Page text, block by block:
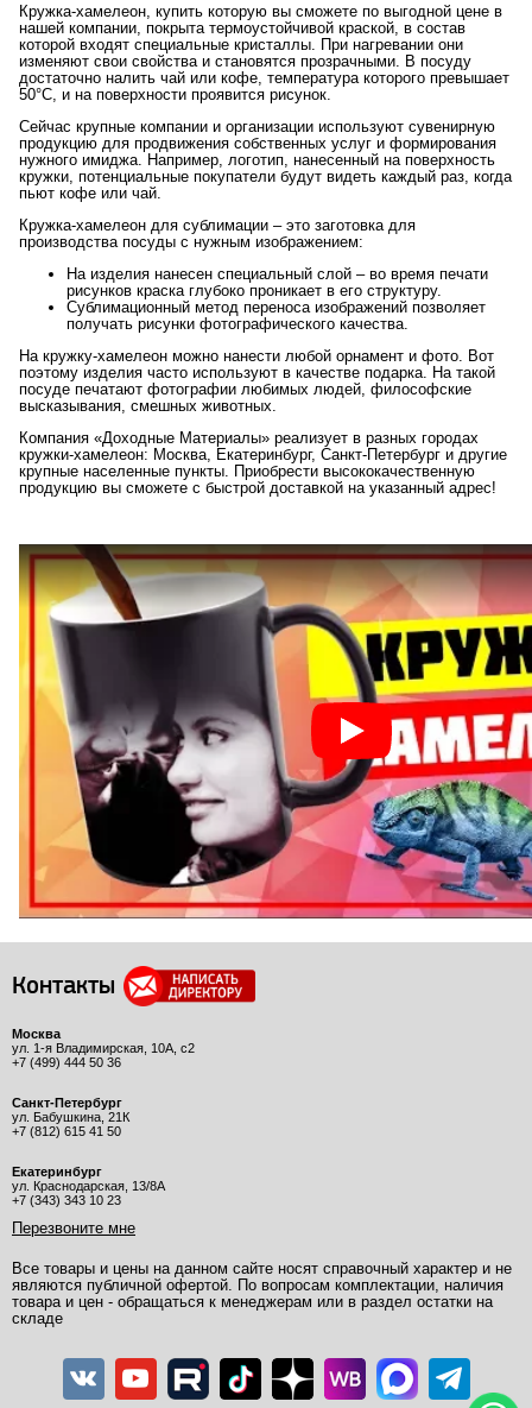
Кружка-хамелеон, купить которую вы сможете по выгодной цене в
нашей компании, покрыта термоустойчивой краской, в состав
которой входят специальные кристаллы. При нагревании они
изменяют свои свойства и становятся прозрачными. В посуду
достаточно налить чай или кофе, температура которого превышает
50°C, и на поверхности проявится рисунок.
Сейчас крупные компании и организации используют сувенирную
продукцию для продвижения собственных услуг и формирования
нужного имиджа. Например, логотип, нанесенный на поверхность
кружки, потенциальные покупатели будут видеть каждый раз, когда
пьют кофе или чай.
Кружка-хамелеон для сублимации – это заготовка для
производства посуды с нужным изображением:
На изделия нанесен специальный слой – во время печати
рисунков краска глубоко проникает в его структуру.
Сублимационный метод переноса изображений позволяет
получать рисунки фотографического качества.
На кружку-хамелеон можно нанести любой орнамент и фото. Вот
поэтому изделия часто используют в качестве подарка. На такой
посуде печатают фотографии любимых людей, философские
высказывания, смешных животных.
Компания «Доходные Материалы» реализует в разных городах
кружки-хамелеон: Москва, Екатеринбург, Санкт-Петербург и другие
крупные населенные пункты. Приобрести высококачественную
продукцию вы сможете с быстрой доставкой на указанный адрес!
Контакты
Москва
ул. 1-я Владимирская, 10А, с2
+7 (499) 444 50 36
Санкт-Петербург
ул. Бабушкина, 21К
+7 (812) 615 41 50
Екатеринбург
ул. Краснодарская, 13/8А
+7 (343) 343 10 23
Перезвоните мне
Все товары и цены на данном сайте носят справочный характер и не
являются публичной офертой. По вопросам комплектации, наличия
товара и цен - обращаться к менеджерам или в раздел остатки на
складе